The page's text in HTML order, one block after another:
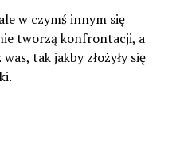
w czymś innym się
tworzą konfrontacji, a
tak jakby złożyły się